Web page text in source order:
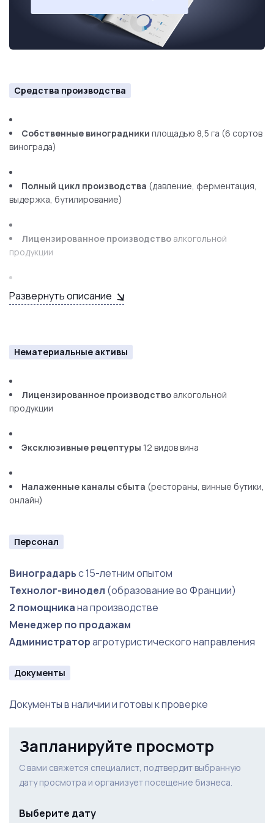
подписки на вина нового урожая
Виноградарьс 15-летним опытом
Технолог-винодел
2 помощника
Менеджер по продажам
Администратор агротуристического направления
Процесс покупки
Знакомство
Проверка лицензийи разрешительной
Передача технологических ноу-хауи рецептур
Увеличение площади виноградников
Запуск линейки игристых вин
Развитие агротуризма (гостевые домики)
Выход на международные рынки
Создание винного клуба премиум-класса
Этот бизнес — идеальное сочетание традиционного
виноделия и современных маркетинговых подходов.
Уникальный актив для ценителей качественных
продуктов и перспективных инвестиций.
Средства производства
Собственные виноградники площадью 8,5 га (6 сортов
винограда)
Полный цикл производства (давление, ферментация,
выдержка, бутилирование)
Лицензированное производство алкогольной
продукции
Эксклюзивные рецептуры
онлайн)
Развернуть описание
Нематериальные активы
Лицензированное производство алкогольной
продукции
Эксклюзивные рецептуры 12 видов вина
Налаженные каналы сбыта (рестораны, винные бутики,
онлайн)
Персонал
Виноградарьс 15-летним опытом
Технолог-винодел (образование во Франции)
2 помощникана производстве
Менеджер по продажам
Администраторагротуристического направления
Документы
Документы в наличии и готовы к проверке
Запланируйте просмотр
С вами свяжется специалист, подтвердит выбранную
дату просмотра и организует посещение бизнеса.
Выберите дату